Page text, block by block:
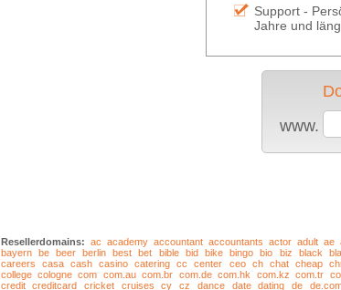
Support -
Jahre und
www.
Resellerdomains: ac academy accountant accountants actor adult ae
bayern
be beer berlin best bet bible bid bike bingo bio biz black
careers
casa cash casino catering cc center ceo ch chat cheap
college cologne com com.au com.br com.de com.hk com.kz com.tr
credit
creditcard cricket cruises cy cz dance date dating de